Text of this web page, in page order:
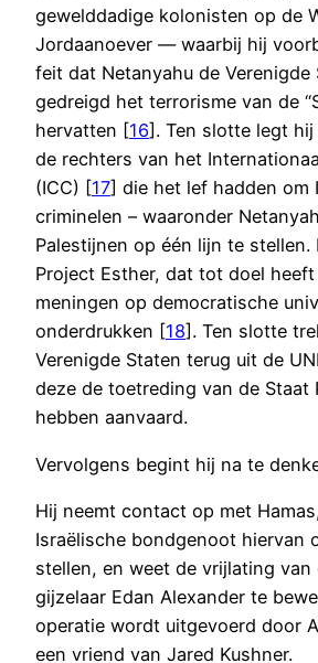
gewelddadige kolonisten op de
Jordaanoever — waarbij hij
feit dat Netanyahu de Verenigde
gedreigd het terrorisme van de
hervatten [16]. Ten slotte legt
de rechters van het
(ICC) [17] die het lef hadden om
criminelen – waaronder
Palestijnen op één lijn te
Project Esther, dat tot doel
meningen op democratische
onderdrukken [18]. Ten slotte
Verenigde Staten terug uit de
deze de toetreding van de Staat
hebben aanvaard.
Vervolgens begint hij na te
Hij neemt contact op met
Israëlische bondgenoot hiervan
stellen, en weet de vrijlating van
gijzelaar Edan Alexander te
operatie wordt uitgevoerd door
een vriend van Jared Kushner.